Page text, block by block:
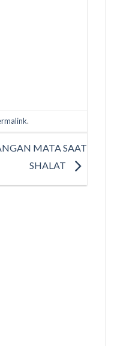
.
MATA SAAT
SHALAT